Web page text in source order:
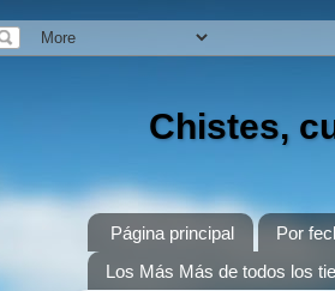
Chistes,
Página principal
Por
Los Más Más de todos los